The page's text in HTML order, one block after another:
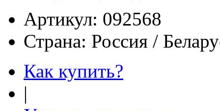
Артикул: 092568
Страна: Россия /
Как купить?
|